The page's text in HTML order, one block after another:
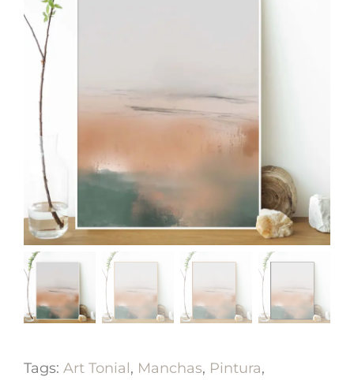
Tags: Art Tonial, Manchas, Pintura,